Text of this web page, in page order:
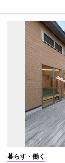
暮らす・働く